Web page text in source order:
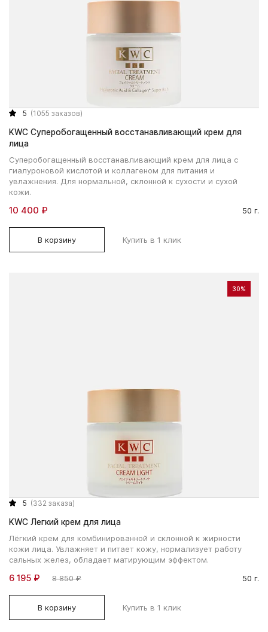
5 (1055 заказов)
KWC Суперобогащенный восстанавливающий крем для
лица
Суперобогащенный восстанавливающий крем для лица с
гиалуроновой кислотой и коллагеном для питания и
увлажнения. Для нормальной, склонной к сухости и сухой
кожи.
10 400 ₽ 50 г.
В корзину Купить в 1 клик
30%
5 (332 заказа)
KWC Легкий крем для лица
Лёгкий крем для комбинированной и склонной к жирности
кожи лица. Увлажняет и питает кожу, нормализует работу
сальных желез, обладает матирующим эффектом.
6 195 ₽ 8 850 ₽ 50 г.
В корзину Купить в 1 клик